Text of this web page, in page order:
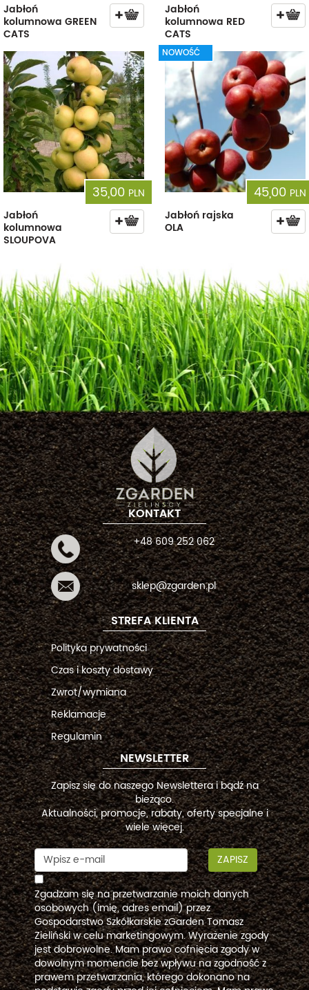
Jabłoń
kolumnowa GREEN
CATS
Jabłoń
kolumnowa RED
CATS
35,00 PLN
Jabłoń
kolumnowa
SLOUPOVA
NOWOŚĆ
45,00 PLN
Jabłoń rajska
OLA
KONTAKT
+48 609 252 062
sklep@zgarden.pl
STREFA KLIENTA
Polityka prywatności
Czas i koszty dostawy
Zwrot/wymiana
Reklamacje
Regulamin
NEWSLETTER
Zapisz się do naszego Newslettera i bądź na
bieżąco.
Aktualności, promocje, rabaty, oferty specjalne i
wiele więcej.
ZAPISZ
Zgadzam się na przetwarzanie moich danych
osobowych (imię, adres email) przez
Gospodarstwo Szkółkarskie zGarden Tomasz
Zieliński w celu marketingowym. Wyrażenie zgody
jest dobrowolne. Mam prawo cofnięcia zgody w
dowolnym momencie bez wpływu na zgodność z
prawem przetwarzania, którego dokonano na